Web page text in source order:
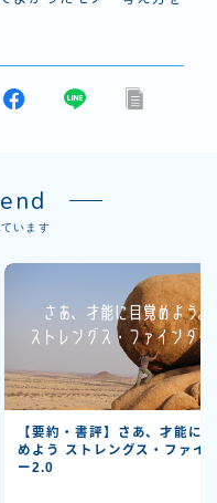
います
【要約・書評】さあ、才能に
めよう ストレングス・ファイ
ー2.0